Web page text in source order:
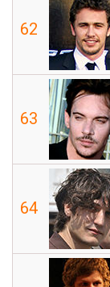
62
63
64